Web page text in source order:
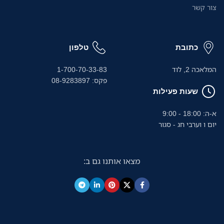
צור קשר
כתובת
המלאכה 2, לוד
שעות פעילות
א-ה: 18:00 - 9:00
יום ו וערבי חג - סגור
טלפון
1-700-70-33-83
פקס: 08-9283897
מצאו אותנו גם ב: